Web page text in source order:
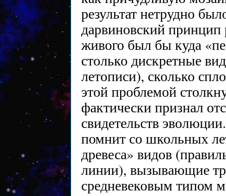
результат нетрудно
дарвиновский
живого был бы куда
столько дискретные
летописи), сколько
этой проблемой
фактически признал
свидетельств
помнит со школьных
древеса» видов
линии), вызывающие
средневековым типом